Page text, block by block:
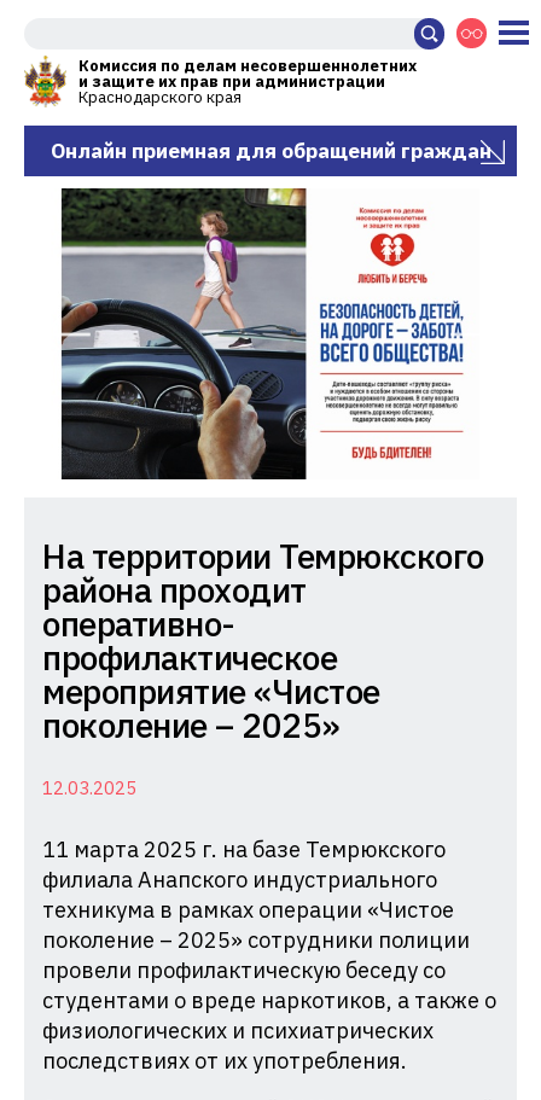
Комиссия по делам несовершеннолетних
и защите их прав при администрации
Краснодарского края
Онлайн приемная для обращений граждан
Комиссия
по
делам
несовершеннолетних
и
защите
прав
Администрации
Краснодарского
края
На территории Темрюкского
района проходит
оперативно-
профилактическое
мероприятие «Чистое
поколение – 2025»
12.03.2025
11 марта 2025 г. на базе Темрюкского
филиала Анапского индустриального
техникума в рамках операции «Чистое
поколение – 2025» сотрудники полиции
провели профилактическую беседу со
студентами о вреде наркотиков, а также о
физиологических и психиатрических
последствиях от их употребления.